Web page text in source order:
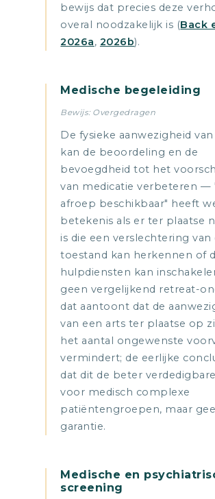
bewijs dat precies deze
overal noodzakelijk is (Back
2026a, 2026b).
Medische begeleiding
Bewijs: Overgedragen
De fysieke aanwezigheid
kan de beoordeling en de
bevoegdheid tot het
van medicatie verbeteren —
afroep beschikbaar" heeft
betekenis als er ter plaatse
is die een verslechtering van
toestand kan herkennen of
hulpdiensten kan
geen vergelijkend retreat-
dat aantoont dat de
van een arts ter plaatse op
het aantal ongewenste
vermindert; de eerlijke
dat dit de beter
voor medisch complexe
patiëntengroepen, maar
garantie.
Medische en
screening